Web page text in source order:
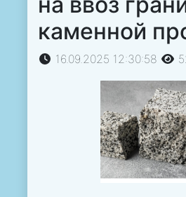
каменной
16.09.2025 12:30:58